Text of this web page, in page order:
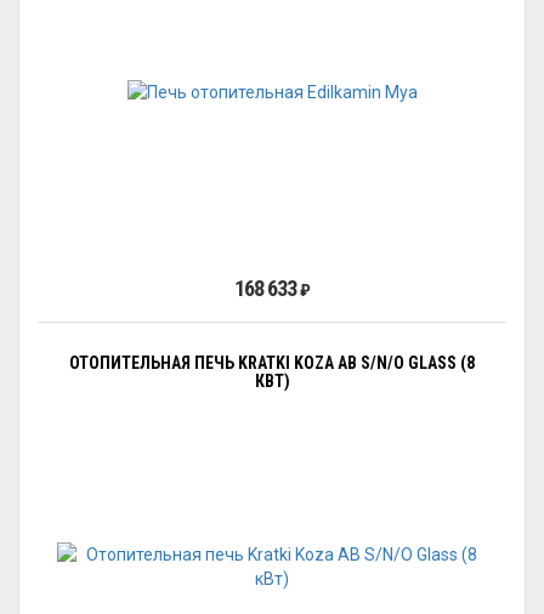
168 633₽
ОТОПИТЕЛЬНАЯ ПЕЧЬ KRATKI KOZA AB S/N/O GLASS (8
КВТ)